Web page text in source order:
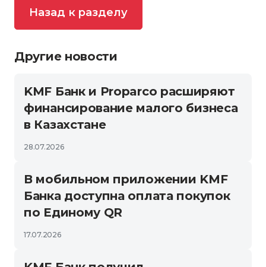
Назад к разделу
Другие новости
KMF Банк и Proparco расширяют
финансирование малого бизнеса
в Казахстане
28.07.2026
В мобильном приложении KMF
Банка доступна оплата покупок
по Единому QR
17.07.2026